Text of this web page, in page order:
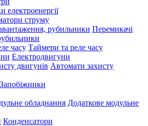
електроенергії
струму
Перемикачі
Таймери та реле часу
Електродвигуни
Автомати захисту
Запобіжники
Додаткове модульне
Конденсатори